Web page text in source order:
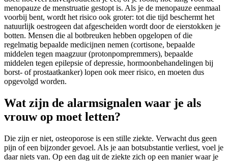
menopauze de menstruatie gestopt is. Als je de menopauze eenmaal
voorbij bent, wordt het risico ook groter: tot die tijd beschermt het
natuurlijk oestrogeen dat afgescheiden wordt door de eierstokken je
botten. Mensen die al botbreuken hebben opgelopen of die
regelmatig bepaalde medicijnen nemen (cortisone, bepaalde
middelen tegen maagzuur (protonpompremmers), bepaalde
middelen tegen epilepsie of depressie, hormoonbehandelingen bij
borst- of prostaatkanker) lopen ook meer risico, en moeten dus
opgevolgd worden.
Wat zijn de alarmsignalen waar je als
vrouw op moet letten?
Die zijn er niet, osteoporose is een stille ziekte. Verwacht dus geen
pijn of een bijzonder gevoel. Als je aan botsubstantie verliest, voel je
daar niets van. Op een dag uit de ziekte zich op een manier waar je